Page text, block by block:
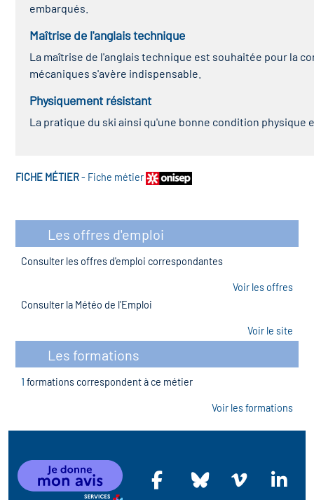
embarqués.
Maîtrise de l'anglais technique
La maîtrise de l'anglais technique est souhaitée pour la
mécaniques s'avère indispensable.
Physiquement résistant
La pratique du ski ainsi qu'une bonne condition
FICHE MÉTIER- Fiche métier
Les offres d'emploi
Consulter les offres d'emploi correspondantes
Voir les offres
Consulter la Météo de l'Emploi
Voir le site
Les formations
1 formations correspondent à ce métier
Voir les formations